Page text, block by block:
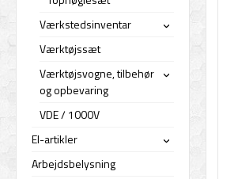
Værkstedsinventar
›
Værktøjssæt
Værktøjsvogne, tilbehør
og opbevaring
›
VDE / 1000V
El-artikler
›
Arbejdsbelysning